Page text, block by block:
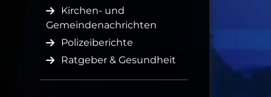
Kirchen- und
Gemeindenachrichten
Polizeiberichte
Ratgeber & Gesundheit